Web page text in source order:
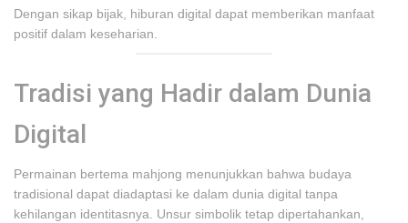
Dengan sikap bijak, hiburan digital dapat memberikan manfaat
positif dalam keseharian.
Tradisi yang Hadir dalam Dunia
Digital
Permainan bertema mahjong menunjukkan bahwa budaya
tradisional dapat diadaptasi ke dalam dunia digital tanpa
kehilangan identitasnya. Unsur simbolik tetap dipertahankan,